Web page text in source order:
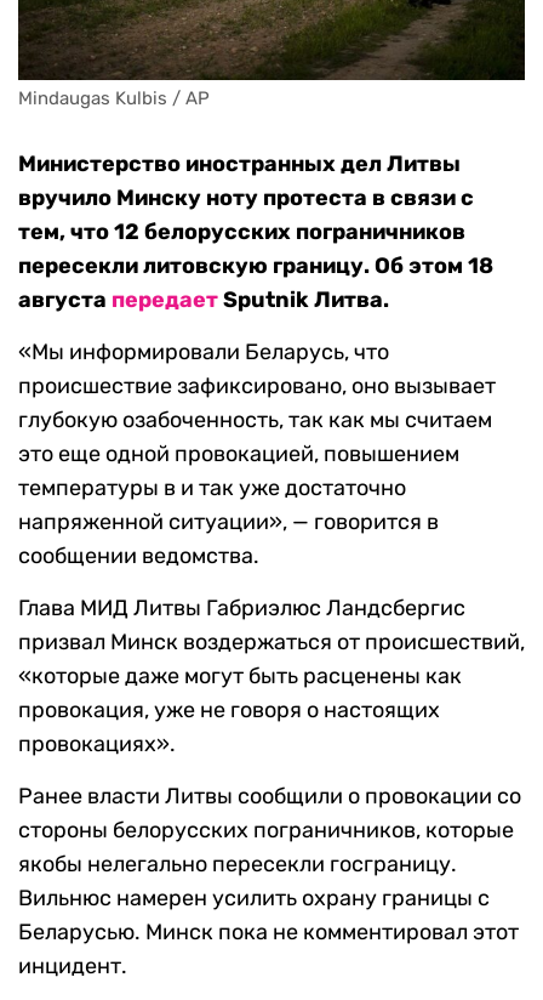
Mindaugas Kulbis / AP
Министерство иностранных дел Литвы
вручило Минску ноту протеста в связи с
тем, что 12 белорусских пограничников
пересекли литовскую границу. Об этом 18
августа передаетSputnik Литва.
«Мы информировали Беларусь, что
происшествие зафиксировано, оно вызывает
глубокую озабоченность, так как мы считаем
это еще одной провокацией, повышением
температуры в и так уже достаточно
напряженной ситуации», — говорится в
сообщении ведомства.
Глава МИД Литвы Габриэлюс Ландсбергис
призвал Минск воздержаться от происшествий,
«которые даже могут быть расценены как
провокация, уже не говоря о настоящих
провокациях».
Ранее власти Литвы сообщили о провокации со
стороны белорусских пограничников, которые
якобы нелегально пересекли госграницу.
Вильнюс намерен усилить охрану границы с
Беларусью. Минск пока не комментировал этот
инцидент.